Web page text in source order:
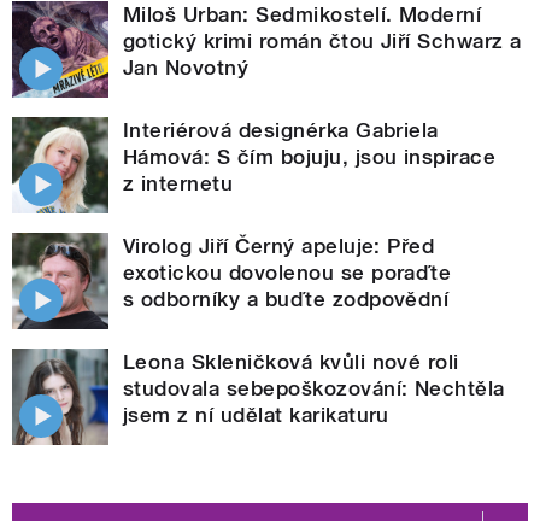
Miloš Urban: Sedmikostelí. Moderní
gotický krimi román čtou Jiří Schwarz a
Jan Novotný
Interiérová designérka Gabriela
Hámová: S čím bojuju, jsou inspirace
z internetu
Virolog Jiří Černý apeluje: Před
exotickou dovolenou se poraďte
s odborníky a buďte zodpovědní
Leona Skleničková kvůli nové roli
studovala sebepoškozování: Nechtěla
jsem z ní udělat karikaturu